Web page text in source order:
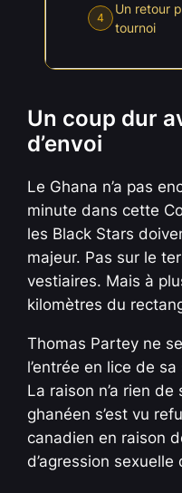
4
Un retour
tournoi
Un coup dur
d’envoi
Le Ghana n’a pas
minute dans cette
les Black Stars
majeur. Pas sur le
vestiaires. Mais à
kilomètres du
Thomas Partey ne
l’entrée en lice de
La raison n’a rien
ghanéen s’est vu
canadien en raison
d’agression